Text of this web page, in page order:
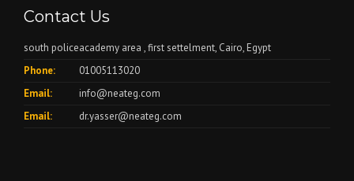
Contact Us
south policeacademy area , first settelment, Cairo, Egypt
Phone:
01005113020
Email:
info@neateg.com
Email:
dr.yasser@neateg.com